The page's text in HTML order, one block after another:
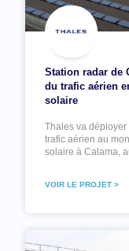
Station radar de
du trafic aérien
solaire
Thales va
trafic aérien au
solaire à Calama,
VOIR LE PROJET >